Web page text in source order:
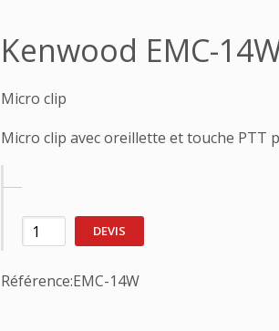
Kenwood EMC-
Micro clip
Micro clip avec oreillette et touche PTT
DEVIS
Référence:EMC-14W